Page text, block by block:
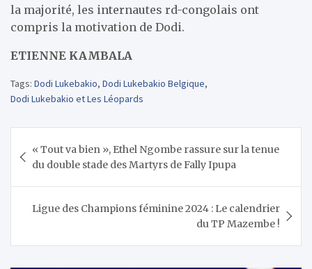
la majorité, les internautes rd-congolais ont
compris la motivation de Dodi.
ETIENNE KAMBALA
Tags: Dodi Lukebakio, Dodi Lukebakio Belgique,
Dodi Lukebakio et Les Léopards
de
l’article
« Tout va bien », Ethel Ngombe rassure sur la tenue
du double stade des Martyrs de Fally Ipupa
Ligue des Champions féminine 2024 : Le calendrier
du TP Mazembe !